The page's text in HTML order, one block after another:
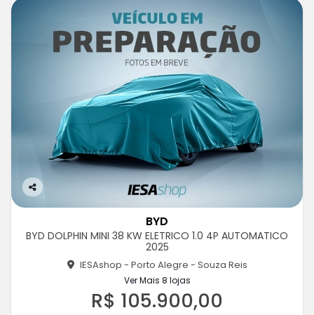
Co
rtil
BYD
BYD DOLPHIN MINI 38 KW ELETRICO 1.0 4P AUTOMATICO
2025
IESAshop - Porto Alegre - Souza Reis
Ver Mais 8 lojas
R$ 105.900,00